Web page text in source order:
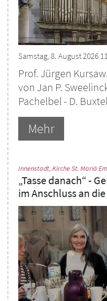
Samstag, 8. August 2026
Prof. Jürgen
von Jan P.
Pachelbel - D.
Mehr
Innenstadt, Kirche St. Mariä
„Tasse danach“ -
im Anschluss an